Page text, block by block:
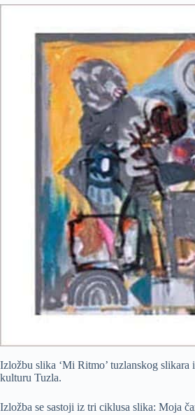
Izložbu slika ‘Mi Ritmo’ tuzlanskog slikara
kulturu Tuzla.
Izložba se sastoji iz tri ciklusa slika: Moja